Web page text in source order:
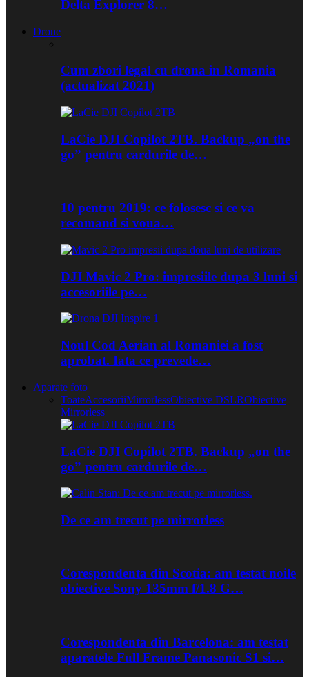
Delta Explorer 8…
Drone
Cum zbori legal cu drona in Romania
(actualizat 2021)
LaCie DJI Copilot 2TB. Backup „on the
go” pentru cardurile de…
10 pentru 2019: ce folosesc si ce va
recomand si voua…
DJI Mavic 2 Pro: impresiile dupa 3 luni si
accesoriile pe…
Noul Cod Aerian al Romaniei a fost
aprobat. Iata ce prevede…
Aparate foto
ToateAccesoriiMirrorlessObiective DSLRObiective
Mirrorless
LaCie DJI Copilot 2TB. Backup „on the
go” pentru cardurile de…
De ce am trecut pe mirrorless
Corespondenta din Scotia: am testat noile
obiective Sony 135mm f/1.8 G…
Corespondenta din Barcelona: am testat
aparatele Full Frame Panasonic S1 si…